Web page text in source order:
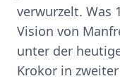
verwurzelt. Was
Vision von
unter der
Krokor in